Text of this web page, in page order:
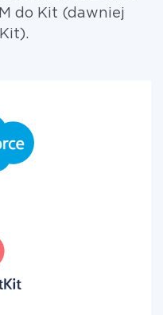
do Kit (dawniej